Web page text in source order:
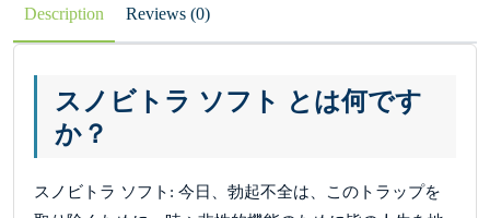
Description Reviews (0)
スノビトラ ソフト とは何です
か？
スノビトラ ソフト: 今日、勃起不全は、このトラップを